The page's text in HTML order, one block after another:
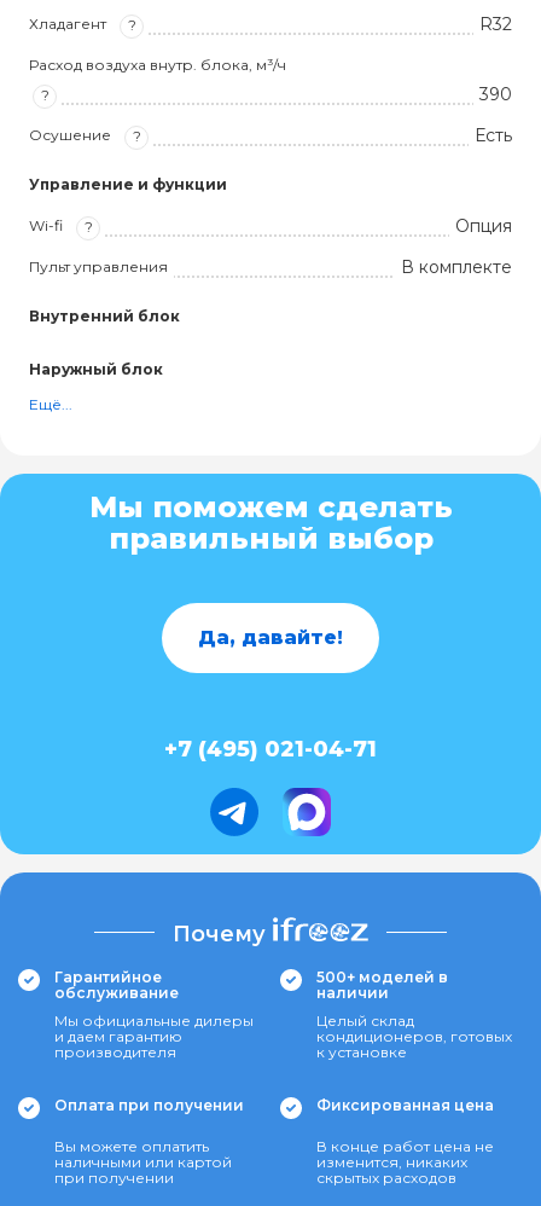
Хладагент ? R32
Расход воздуха внутр. блока, м³/ч
?
390
Осушение ? Есть
Управление и функции
Wi-fi ? Опция
Пульт управления В комплекте
Внутренний блок
Наружный блок
Ещё...
Мы поможем сделать
правильный выбор
Да, давайте!
+7 (495) 021-04-71
Почему
Гарантийное
обслуживание
Мы официальные дилеры
и даем гарантию
производителя
500+ моделей в
наличии
Целый склад
кондиционеров, готовых
к установке
Оплата при получении
Вы можете оплатить
наличными или картой
при получении
Фиксированная цена
В конце работ цена не
изменится, никаких
скрытых расходов